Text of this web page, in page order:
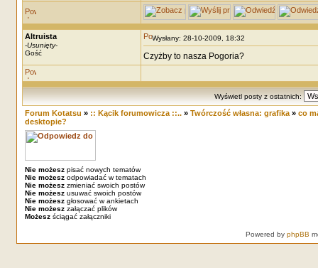
Altruista
-Usunięty-
Gość
Wysłany: 28-10-2009, 18:32
Czyżby to nasza Pogoria?
Wyświetl posty z ostatnich:
Forum Kotatsu » :: Kącik forumowicza ::..» Twórczość własna: grafika» co
desktopie?
Nie możeszpisać nowych tematów
Nie możeszodpowiadać w tematach
Nie możeszzmieniać swoich postów
Nie możeszusuwać swoich postów
Nie możeszgłosować w ankietach
Nie możeszzałączać plików
Możeszściągać załączniki
Powered by phpBB